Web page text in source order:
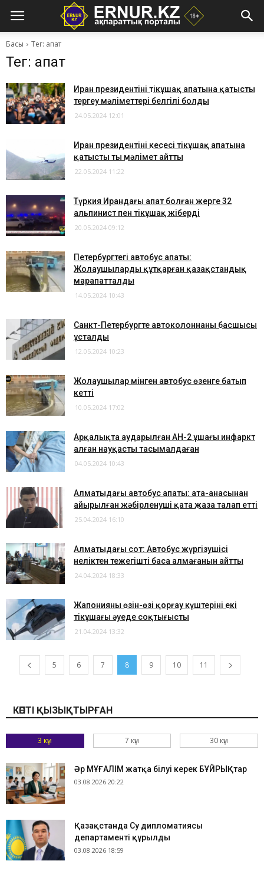
Басы Тег: апат
Тег: апат
Иран президентінің тікұшақ апатына қатысты
тергеу мәліметтері белгілі болды
24.05.2024 12:01
Иран президентінің кеңсесі тікұшақ апатына
қатысты тың мәлімет айтты
22.05.2024 11:22
Түркия Ирандағы апат болған жерге 32
альпинист пен тікұшақ жіберді
20.05.2024 09:12
Петербургтегі автобус апаты:
Жолаушыларды құтқарған қазақстандық
марапатталды
14.05.2024 10:43
Санкт-Петербургте автоколоннаның басшысы
ұсталды
12.05.2024 10:23
Жолаушылар мінген автобус өзенге батып
кетті
10.05.2024 17:02
Арқалықта аударылған АН-2 ұшағы инфаркт
алған науқасты тасымалдаған
04.05.2024 10:43
Алматыдағы автобус апаты: ата-анасынан
айырылған жәбірленуші қатаң жаза талап етті
25.04.2024 16:10
Алматыдағы сот: Автобус жүргізушісі
неліктен тежегішті баса алмағанын айтты
24.04.2024 18:33
Жапонияның өзін-өзі қорғау күштерінің екі
тікұшағы әуеде соқтығысты
21.04.2024 13:32
5 6 7 8 9 10 11
КӨПТІ ҚЫЗЫҚТЫРҒАН
3 күн 7 күн 30 күн
Әр МҰҒАЛІМ жатқа білуі керек БҰЙРЫҚтар
03.08.2026 20:22
Қазақстанда Су дипломатиясы
департаменті құрылды
03.08.2026 18:59